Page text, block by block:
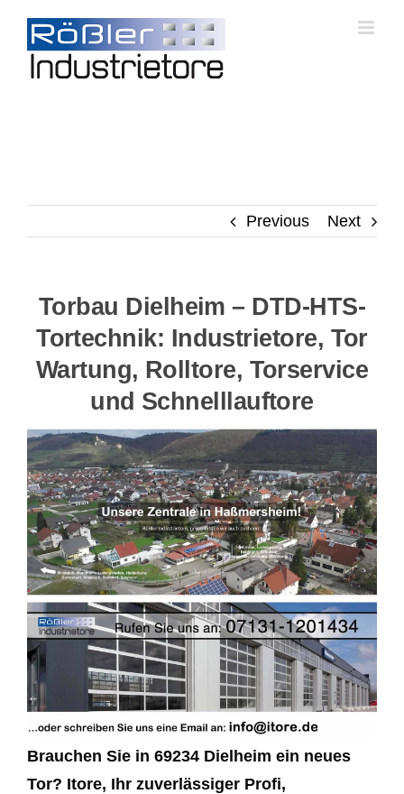
content
Previous Next
Torbau Dielheim – DTD-HTS-
Tortechnik: Industrietore, Tor
Wartung, Rolltore, Torservice
und Schnelllauftore
Brauchen Sie in 69234 Dielheim ein neues
Tor? Itore, Ihr zuverlässiger Profi,